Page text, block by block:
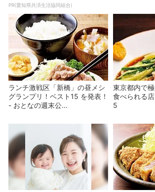
PR(愛知県共済生活協同組合)
ランチ激戦区「新橋」の昼メシ
グランプリ！ベスト15 を発表！
- おとなの週末公...
東京都内で
食べられる
5